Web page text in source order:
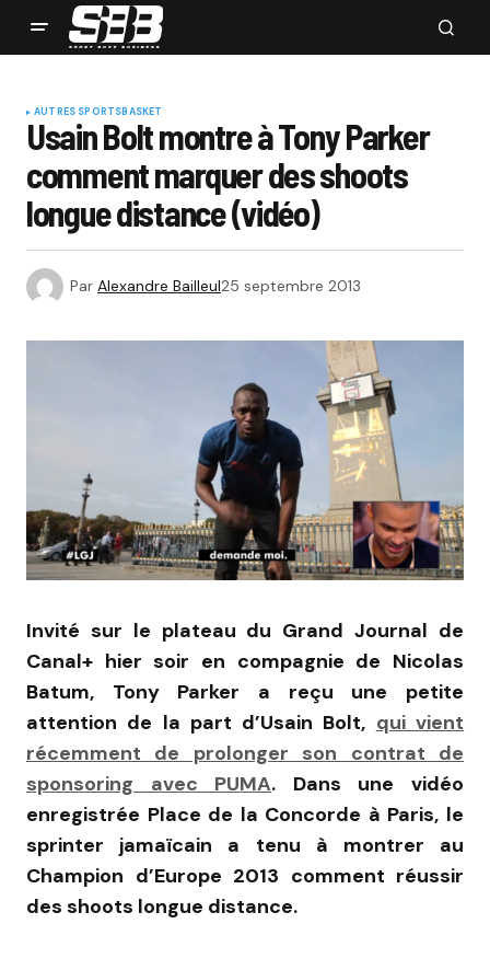
AUTRES SPORTSBASKET
Usain Bolt montre à Tony Parker
comment marquer des shoots
longue distance (vidéo)
Par Alexandre Bailleul25 septembre 2013
Invité sur le plateau du Grand Journal de
Canal+ hier soir en compagnie de Nicolas
Batum, Tony Parker a reçu une petite
attention de la part d’Usain Bolt, qui vient
récemment de prolonger son contrat de
sponsoring avec PUMA. Dans une vidéo
enregistrée Place de la Concorde à Paris, le
sprinter jamaïcain a tenu à montrer au
Champion d’Europe 2013 comment réussir
des shoots longue distance.